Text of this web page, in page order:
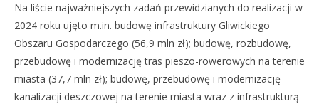
Na liście najważniejszych zadań przewidzianych do realizacji w
2024 roku ujęto m.in. budowę infrastruktury Gliwickiego
Obszaru Gospodarczego (56,9 mln zł); budowę, rozbudowę,
przebudowę i modernizację tras pieszo-rowerowych na terenie
miasta (37,7 mln zł); budowę, przebudowę i modernizację
kanalizacji deszczowej na terenie miasta wraz z infrastrukturą